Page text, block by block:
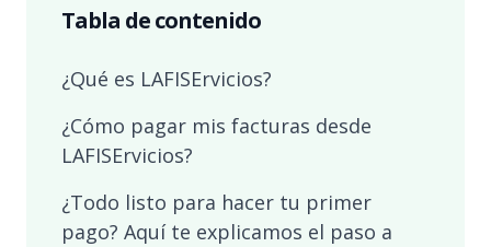
Tabla de contenido
¿Qué es LAFISErvicios?
¿Cómo pagar mis facturas desde
LAFISErvicios?
¿Todo listo para hacer tu primer
pago? Aquí te explicamos el paso a